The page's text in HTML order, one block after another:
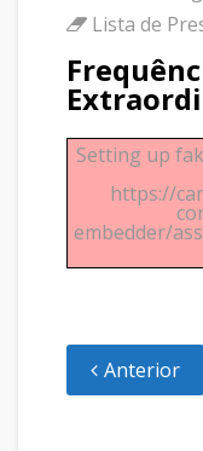
Lista de
Setting up
https://
embedder/
Anterior